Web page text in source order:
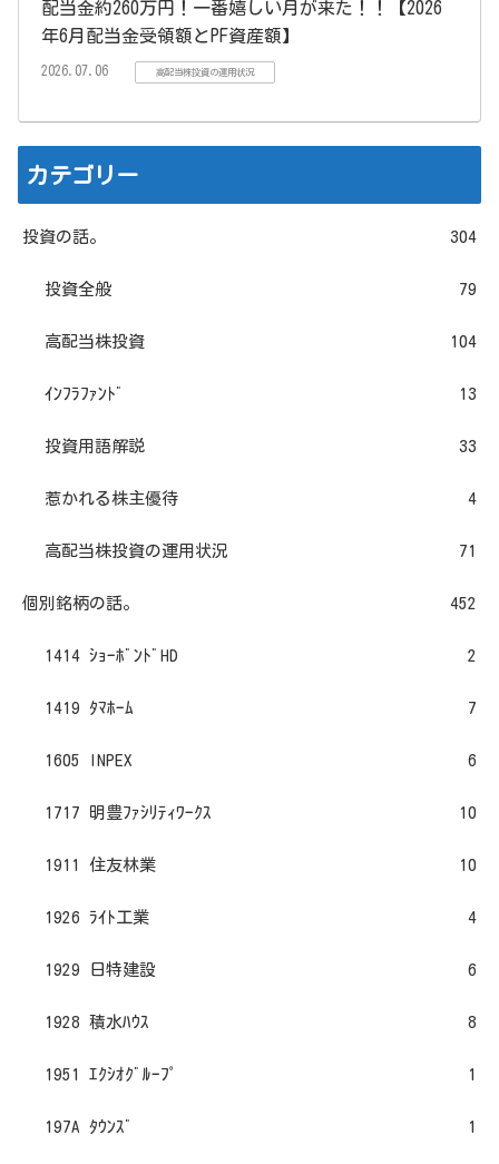
配当金約260万円！一番嬉しい月が来た！！【2026
年6月配当金受領額とPF資産額】
2026.07.06 高配当株投資の運用状況
カテゴリー
投資の話。 304
投資全般 79
高配当株投資 104
ｲﾝﾌﾗﾌｧﾝﾄﾞ 13
投資用語解説 33
惹かれる株主優待 4
高配当株投資の運用状況 71
個別銘柄の話。 452
1414 ｼｮｰﾎﾞﾝﾄﾞHD 2
1419 ﾀﾏﾎｰﾑ 7
1605 INPEX 6
1717 明豊ﾌｧｼﾘﾃｨﾜｰｸｽ 10
1911 住友林業 10
1926 ﾗｲﾄ工業 4
1929 日特建設 6
1928 積水ﾊｳｽ 8
1951 ｴｸｼｵｸﾞﾙｰﾌﾟ 1
197A ﾀｳﾝｽﾞ 1